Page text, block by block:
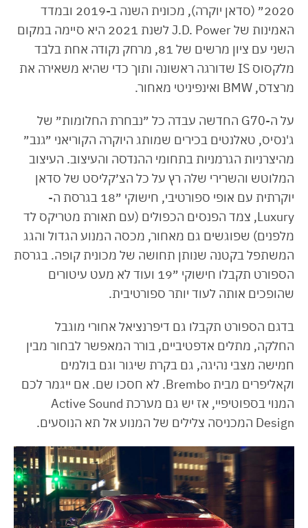
2020״ (סדאן יוקרה), מכונית השנה ב-2019 ובמדד
האמינות של J.D. Power לשנת 2021 היא סיימה במקום
השני עם ציון מרשים של 81, מרחק נקודה אחת בלבד
מלקסוס IS שדורגה ראשונה ותוך כדי שהיא משאירה את
מרצדס, BMW ואינפיניטי מאחור.
על ה-G70 החדשה עבדה כל ״נבחרת החלומות״ של
ג'נסיס, טאלנטים בכירים שמותג היוקרה הקוריאני ״גנב״
מהיצרניות הגרמניות בתחומי ההנדסה והעיצוב. העיצוב
המלוטש והשרירי שלה רץ על כל הצ׳קליסט של סדאן
יוקרתית עם אופי ספורטיבי, חישוקי ״18 בגרסת ה-
Luxury, צמד הפנסים הכפולים (עם תאורת מטריקס לד
מלפנים) שפוגשים גם מאחור, מכסה המנוע הגדול והגג
המשתפל בקטנה שנותן תחושה של מכונית קופה. בגרסת
הספורט תקבלו חישוקי ״19 ועוד לא מעט עיטורים
שהופכים אותה לעוד יותר ספורטיבית.
בדגם הספורט תקבלו גם דיפרנציאל אחורי מוגבל
החלקה, מתלים אדפטיביים, בורר המאפשר לבחור מבין
חמישה מצבי נהיגה, גם בקרת שיגור וגם בולמים
וקאליפרים מבית Brembo. לא חסכו שם. אם ייגמר לכם
המנוי בספוטיפיי, אז יש גם מערכת Active Sound
Design המכניסה צלילים של המנוע אל תא הנוסעים.